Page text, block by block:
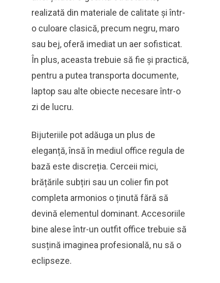
realizată din materiale de calitate și într-
o culoare clasică, precum negru, maro
sau bej, oferă imediat un aer sofisticat.
În plus, aceasta trebuie să fie și practică,
pentru a putea transporta documente,
laptop sau alte obiecte necesare într-o
zi de lucru.
Bijuteriile pot adăuga un plus de
eleganță, însă în mediul office regula de
bază este discreția. Cerceii mici,
brățările subțiri sau un colier fin pot
completa armonios o ținută fără să
devină elementul dominant. Accesoriile
bine alese într-un outfit office trebuie să
susțină imaginea profesională, nu să o
eclipseze.